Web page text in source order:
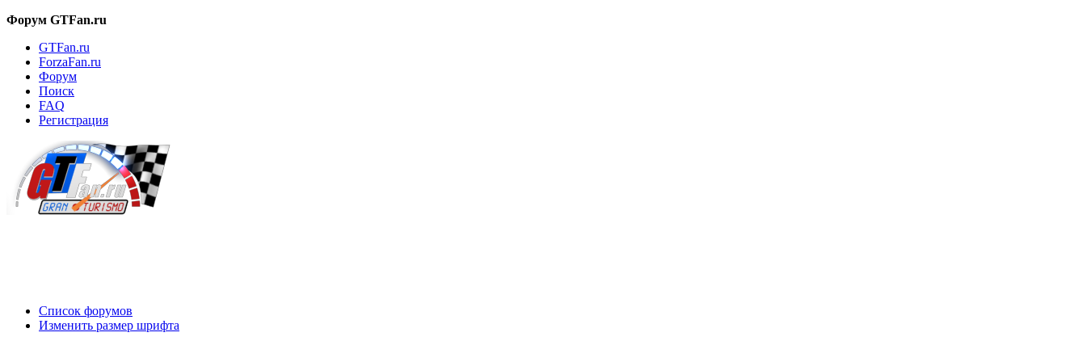
Форум GTFan.ru
GTFan.ru
ForzaFan.ru
Форум
Поиск
FAQ
Регистрация
Список форумов
Изменить размер шрифта